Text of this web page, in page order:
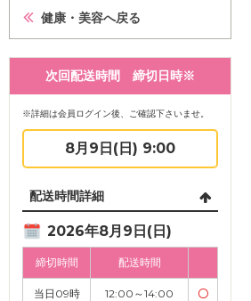
健康・美容へ戻る
次回配送時間 締切日時※
※詳細は会員ログイン後、ご確認下さいませ。
8月9日(日) 9:00
配送時間詳細
2026年8月9日(日)
締切時間 配送時間
当日09時 12:00～14:00 〇